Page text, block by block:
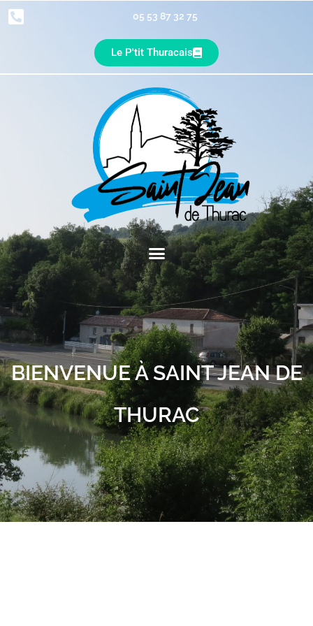
05 53 87 32 75
Le P'tit Thuracais
BIENVENUE À SAINT JEAN DE
THURAC